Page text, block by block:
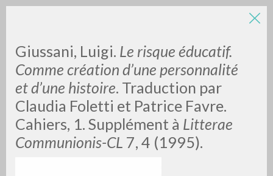
Giussani, Luigi. Le risque éducatif.
Comme création d’une personnalité
et d’une histoire. Traduction par
Claudia Foletti et Patrice Favre.
Cahiers, 1. Supplément à Litterae
Communionis-CL 7, 4 (1995).
0DOCUMENTI TROVATI